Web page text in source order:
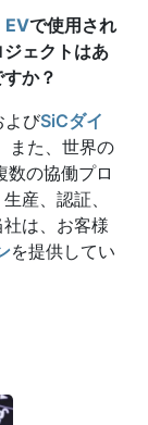
EVで使用され
ェクトはあ
か？
よびSiCダイ
また、世界の
数の協働プロ
産、認証、
は、お客様
を提供してい